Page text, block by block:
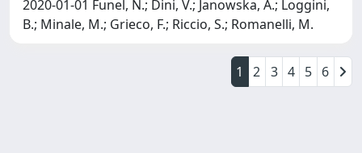
2020-01-01 Funel, N.; Dini, V.; Janowska, A.; Loggini,
B.; Minale, M.; Grieco, F.; Riccio, S.; Romanelli, M.
1 2 3 4 5 6